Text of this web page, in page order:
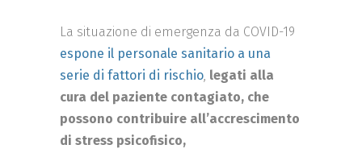
La situazione di emergenza da COVID-19
espone il personale sanitario a una
serie di fattori di rischio, legati alla
cura del paziente contagiato, che
possono contribuire all’accrescimento
di stress psicofisico,